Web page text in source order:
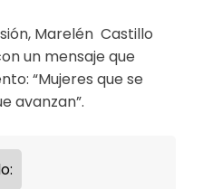
Marelén Castillo
un mensaje que
“Mujeres que se
avanzan”.